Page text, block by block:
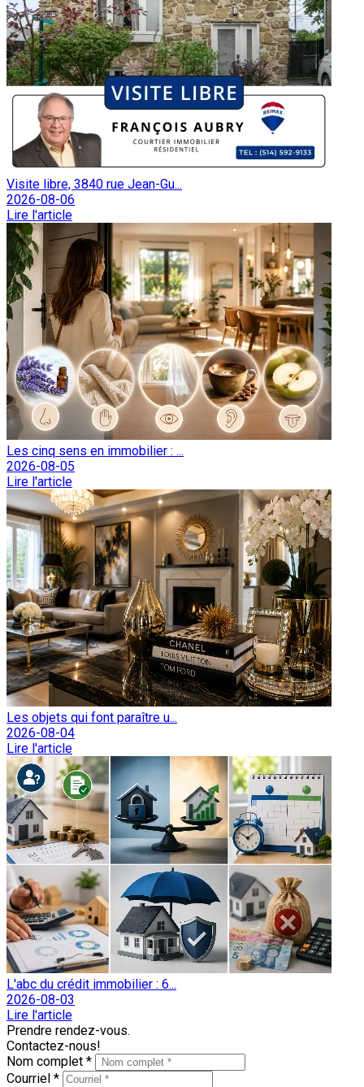
Visite libre, 3840 rue Jean-Gu...
2026-08-06
Lire l'article
Les cinq sens en immobilier : ...
2026-08-05
Lire l'article
Les objets qui font paraître u...
2026-08-04
Lire l'article
L'abc du crédit immobilier : 6...
2026-08-03
Lire l'article
Prendre rendez-vous.
Contactez-nous!
Nom complet *
Courriel *